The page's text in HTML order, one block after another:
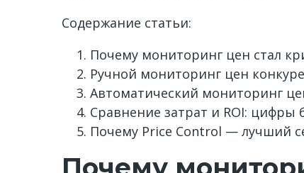
Содержание статьи:
Почему мониторинг цен стал
Ручной мониторинг цен
Автоматический мониторинг
Сравнение затрат и ROI: цифры
Почему Price Control — лучший